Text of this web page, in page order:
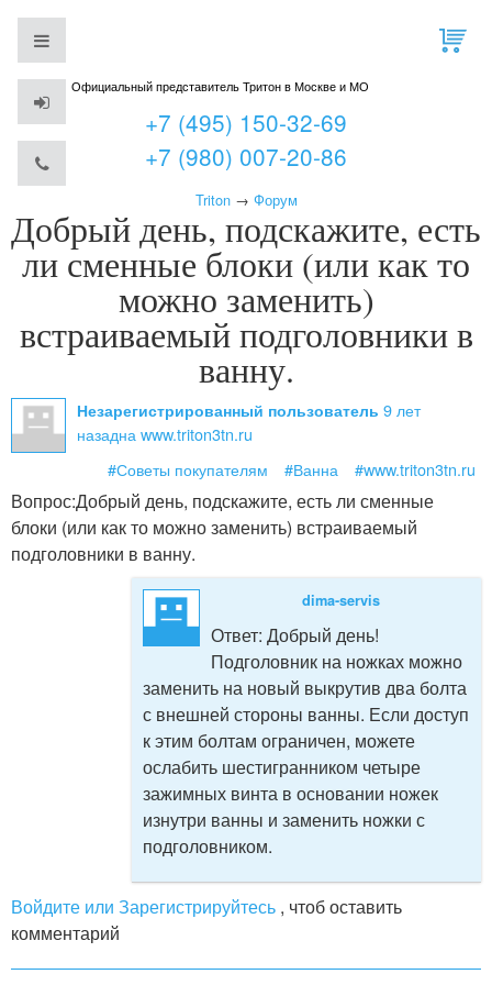
Официальный представитель Тритон в Москве и МО
+7 (495) 150-32-69
+7 (980) 007-20-86
Triton→ Форум
Добрый день, подскажите, есть
ли сменные блоки (или как то
можно заменить)
встраиваемый подголовники в
ванну.
Незарегистрированный пользователь 9 лет
назадна www.triton3tn.ru
#Советы покупателям
#Ванна #www.triton3tn.ru
Вопрос:Добрый день, подскажите, есть ли сменные
блоки (или как то можно заменить) встраиваемый
подголовники в ванну.
dima-servis
Ответ: Добрый день!
Подголовник на ножках можно
заменить на новый выкрутив два болта
с внешней стороны ванны. Если доступ
к этим болтам ограничен, можете
ослабить шестигранником четыре
зажимных винта в основании ножек
изнутри ванны и заменить ножки с
подголовником.
Войдите или Зарегистрируйтесь , чтоб оставить
комментарий